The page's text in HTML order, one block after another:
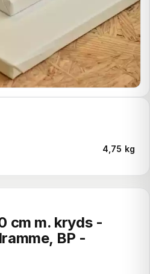
4,75 kg
cm m. kryds -
BP -